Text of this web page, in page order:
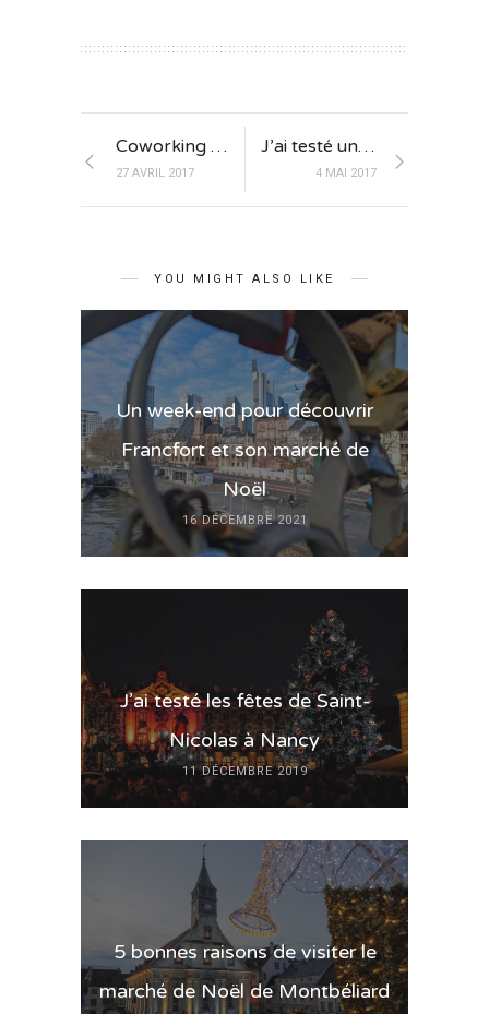
Coworking avec Catherine Lips à Barcelone
27 AVRIL 2017
J’ai testé un cours de cuisine thaï à… Mulhouse !
4 MAI 2017
YOU MIGHT ALSO LIKE
Un week-end pour découvrir
Francfort et son marché de
Noël
16 DÉCEMBRE 2021
J’ai testé les fêtes de Saint-
Nicolas à Nancy
11 DÉCEMBRE 2019
5 bonnes raisons de visiter le
marché de Noël de Montbéliard